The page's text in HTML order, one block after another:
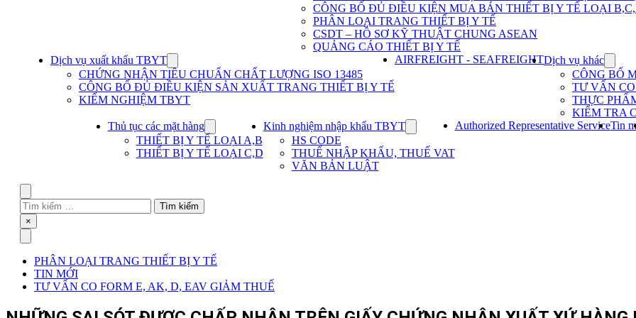
vụ
nhập
khẩu
TBYT
CÔNG BỐ ĐỦ ĐIỀU KIỆN MUA BÁN THIẾT BỊ Y TẾ LOẠI
PHÂN LOẠI TRANG THIẾT BỊ Y TẾ
CSDT – HỒ SƠ KỸ THUẬT CHUNG ASEAN
QUẢNG CÁO THIẾT BỊ Y TẾ
Dịch vụ xuất khẩu TBYT
submenu
for
Dịch
vụ
khẩu
TBYT
CHỨNG NHẬN TIÊU CHUẨN CHẤT LƯỢNG ISO 13485
CÔNG BỐ ĐỦ ĐIỀU KIỆN SẢN XUẤT TRANG THIẾT BỊ Y TẾ
KIỂM NGHIỆM TBYT
AIRFREIGHT - SEAFREIGHTDịch vụ khác
for
Dịch
vụ
khác
CÔNG BỐ
TƯ VẤN
THỰC
KIỂM TRA
Thủ tục các mặt hàng
submenu
for
Thủ
THIẾT BỊ Y TẾ LOẠI A,B
THIẾT BỊ Y TẾ LOẠI C,D
Kinh nghiệm nhập khẩu TBYT
submenu
for
Kinh
HS CODE
THUẾ NHẬP KHẨU, THUẾ VAT
VĂN BẢN LUẬT
Authorized Representative ServiceTin
Tìm
kiếm
cho:
Close
×
PHÂN LOẠI TRANG THIẾT BỊ Y TẾ
TIN MỚI
TƯ VẤN CO FORM E, AK, D, EAV GIẢM THUẾ